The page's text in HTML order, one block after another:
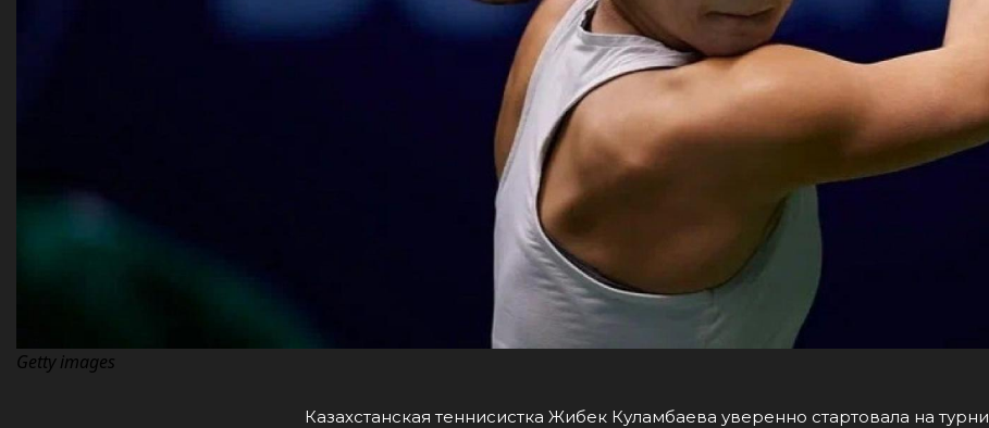
Getty images
Казахстанская теннисистка Жибек Куламбаева уверенно стартовала на